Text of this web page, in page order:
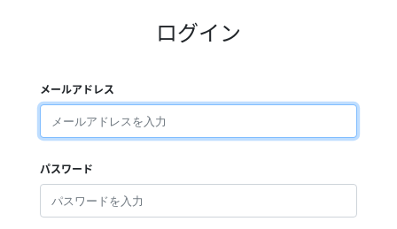
ログイン
メールアドレス
パスワード